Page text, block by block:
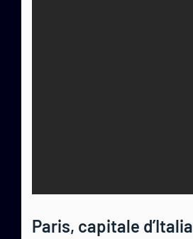
Paris, capitale d’Italia